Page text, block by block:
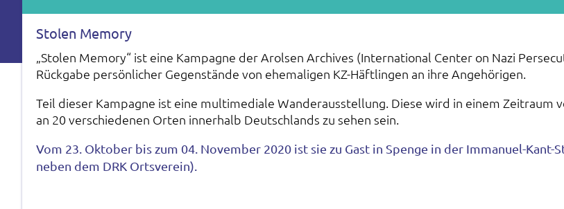
Stolen Memory
„Stolen Memory“ ist eine Kampagne der Arolsen Archives (International Center on Nazi
Rückgabe persönlicher Gegenstände von ehemaligen KZ-Häftlingen an ihre Angehörigen.
Teil dieser Kampagne ist eine multimediale Wanderausstellung. Diese wird in einem Zeitraum
an 20 verschiedenen Orten innerhalb Deutschlands zu sehen sein.
Vom 23. Oktober bis zum 04. November 2020 ist sie zu Gast in Spenge in der Immanuel-Kant-
neben dem DRK Ortsverein).